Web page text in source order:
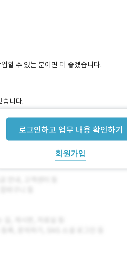
로그인하고 업무 내용 확인하기
회원가입
할 수 있는 분이면 더 좋겠습니다.
습니다.
다.